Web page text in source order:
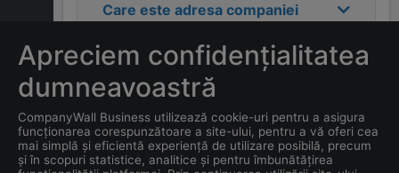
Care este adresa companiei
Care este contactul
companieiDRAGBO MOB
S.R.L.?
Care este data înființării
Apreciem confidențialitatea
dumneavoastră
CompanyWall Business utilizează cookie-uri pentru a asigura
funcționarea corespunzătoare a site-ului, pentru a vă oferi cea
mai simplă și eficientă experiență de utilizare posibilă, precum
și în scopuri statistice, analitice și pentru îmbunătățirea